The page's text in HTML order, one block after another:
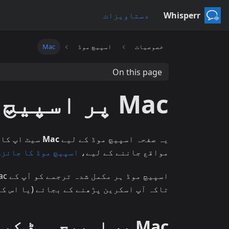
Whisperr دستاویزات
خصوصیات اسپیچ موڈ Mac
On this page
Mac پر اسپیچ موڈ
یہ صفحہ اسپیچ موڈ کے لیےMac سیٹ اپ
مواقع جاننے کے لیے، اسپیچ موڈ کا
تاکہ آپ اسکرین پڑھنے کے بجائے (یا اس